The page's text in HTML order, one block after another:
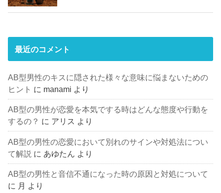
最近のコメント
AB型男性のキスに隠された様々な意味に悩まないための
ヒント に manami より
AB型の男性が恋愛を本気でする時はどんな態度や行動を
するの？ に アリス より
AB型の男性の恋愛において別れのサインや対処法につい
て解説 に あゆたん より
AB型の男性と音信不通になった時の原因と対処について
に 月 より